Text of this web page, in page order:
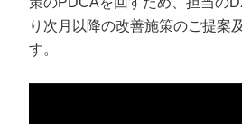
り次月以降の改善施策のご提案
す。